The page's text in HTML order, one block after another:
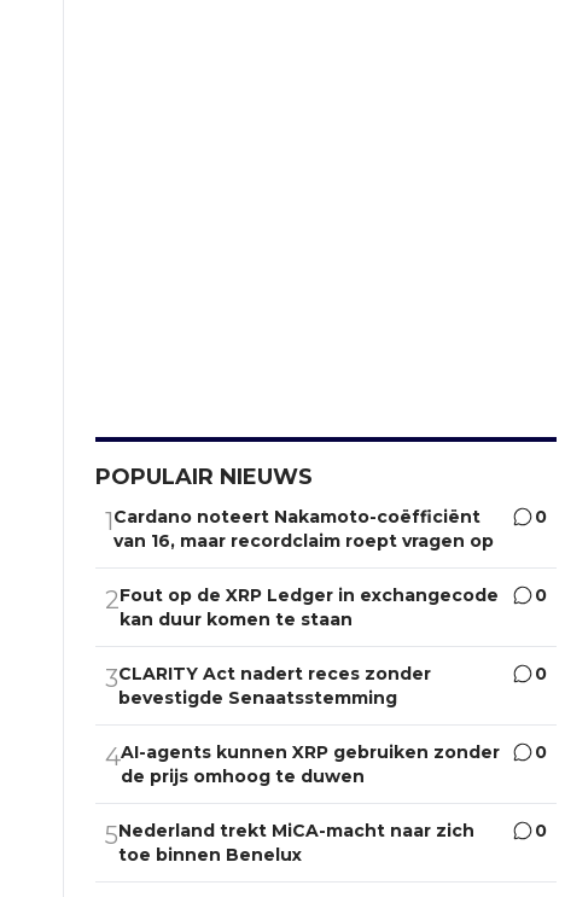
POPULAIR NIEUWS
1Cardano noteert Nakamoto-coëfficiënt
van 16, maar recordclaim roept vragen op
0
2Fout op de XRP Ledger in exchangecode
kan duur komen te staan
0
3CLARITY Act nadert reces zonder
bevestigde Senaatsstemming
0
4AI-agents kunnen XRP gebruiken zonder
de prijs omhoog te duwen
0
5Nederland trekt MiCA-macht naar zich
toe binnen Benelux
0